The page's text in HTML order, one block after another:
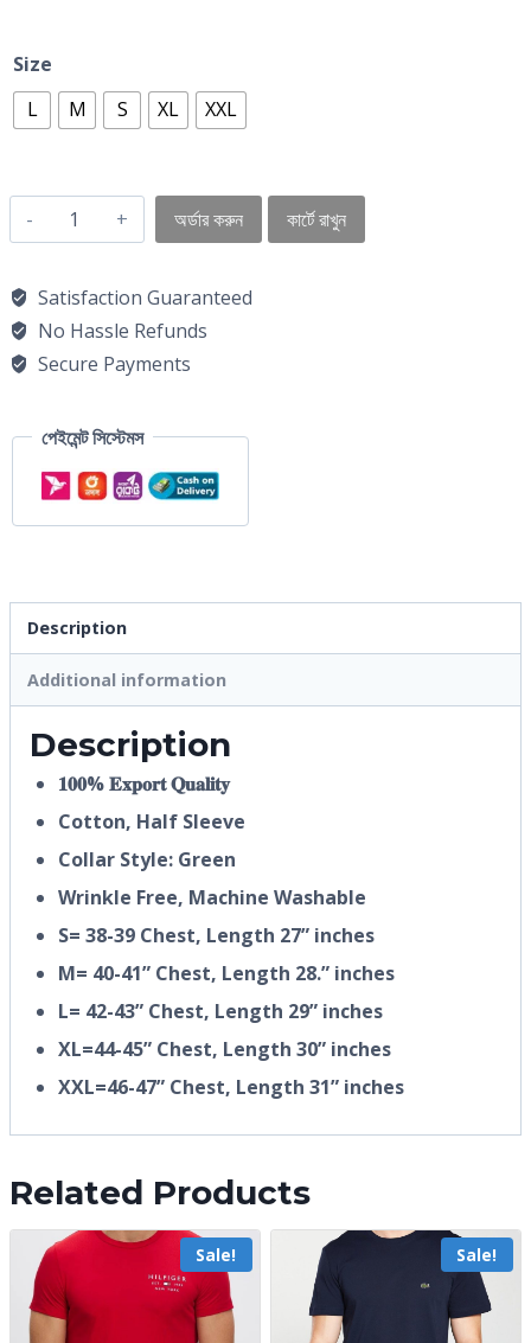
Size
L
M S XL XXL
অর্ডার করুন কার্টে রাখুন
Satisfaction Guaranteed
No Hassle Refunds
Secure Payments
পেইমেন্ট সিস্টেমস
Description
Additional information
Description
𝟏𝟎𝟎% 𝐄𝐱𝐩𝐨𝐫𝐭 𝐐𝐮𝐚𝐥𝐢𝐭𝐲
Cotton, Half Sleeve
Collar Style: Green
Wrinkle Free, Machine Washable
S= 38-39 Chest, Length 27” inches
M= 40-41” Chest, Length 28.” inches
L= 42-43” Chest, Length 29” inches
XL=44-45” Chest, Length 30” inches
XXL=46-47” Chest, Length 31” inches
Related Products
Sale! Sale!